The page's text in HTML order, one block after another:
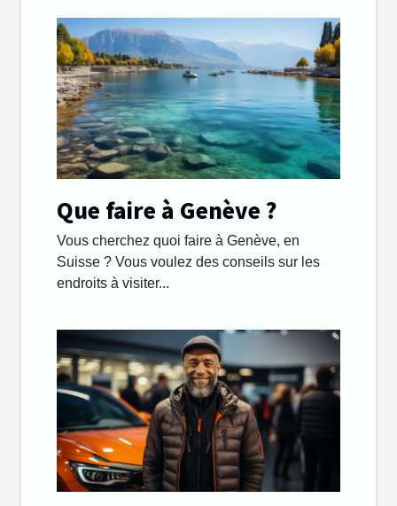
Que faire à Genève ?
Vous cherchez quoi faire à Genève, en
Suisse ? Vous voulez des conseils sur les
endroits à visiter...